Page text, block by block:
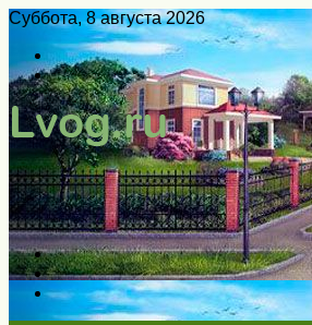
Суббота, 8 августа 2026
Войти
Switch
skin
Меню
Искать
Switch
skin